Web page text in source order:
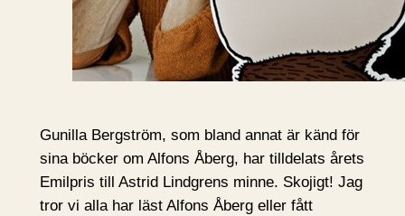
Gunilla Bergström, som bland annat är känd för
sina böcker om Alfons Åberg, har tilldelats årets
Emilpris till Astrid Lindgrens minne. Skojigt! Jag
tror vi alla har läst Alfons Åberg eller fått